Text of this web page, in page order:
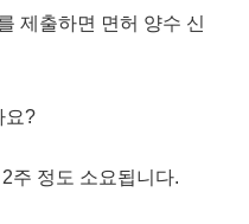
제출하면 면허 양수 신
요?
주 정도 소요됩니다.